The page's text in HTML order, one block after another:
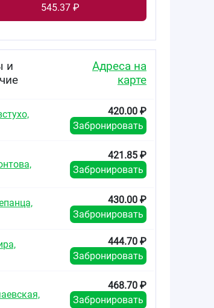
для
для
5г №10
545.37 ₽
и
Адреса на
карте
420.00 ₽
Забронировать
421.85 ₽
Забронировать
430.00 ₽
Забронировать
444.70 ₽
Забронировать
468.70 ₽
Забронировать